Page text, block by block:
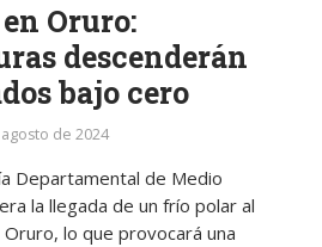
Oruro:
descenderán
bajo cero
de 2024
Departamental de Medio
la llegada de un frío polar al
lo que provocará una